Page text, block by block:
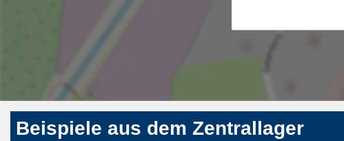
Beispiele aus dem Zentrallager